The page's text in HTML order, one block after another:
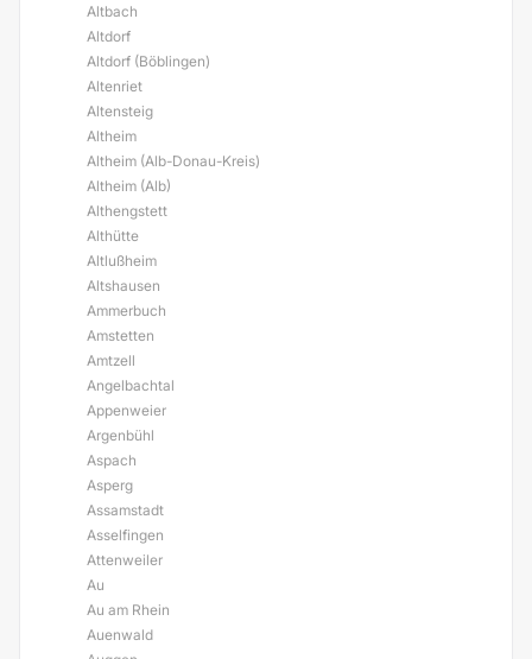
Altbach
Altdorf
Altdorf (Böblingen)
Altenriet
Altensteig
Altheim
Altheim (Alb-Donau-Kreis)
Altheim (Alb)
Althengstett
Althütte
Altlußheim
Altshausen
Ammerbuch
Amstetten
Amtzell
Angelbachtal
Appenweier
Argenbühl
Aspach
Asperg
Assamstadt
Asselfingen
Attenweiler
Au
Au am Rhein
Auenwald